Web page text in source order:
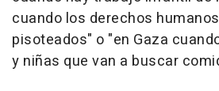
cuando los derechos
pisoteados" o "en Gaza
y niñas que van a buscar